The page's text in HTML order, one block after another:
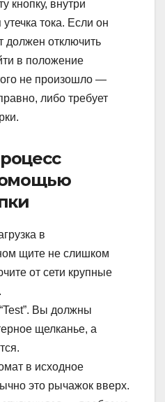
кнопку, внутри
тока. Если он
должен отключить
в положение
не произошло —
либо требует
в
щите не слишком
от сети крупные
Вы должны
щелканье, а
в исходное
это рычажок вверх.